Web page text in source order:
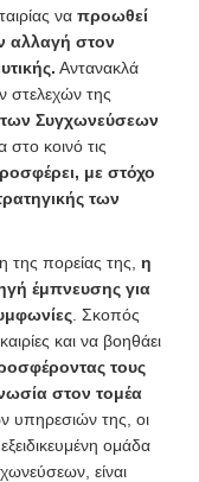
να προωθεί
αλλαγή στον
Αντανακλά
στελεχών της
Συγχωνεύσεων
στο κοινό τις
με στόχο
των
της πορείας της, η
έμπνευσης για
. Σκοπός
και να βοηθάει
τους
στον τομέα
υπηρεσιών της, οι
ομάδα
είναι